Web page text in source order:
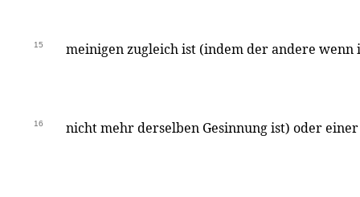
15 meinigen zugleich ist (indem der andere wenn
16 nicht mehr derselben Gesinnung ist) oder einer